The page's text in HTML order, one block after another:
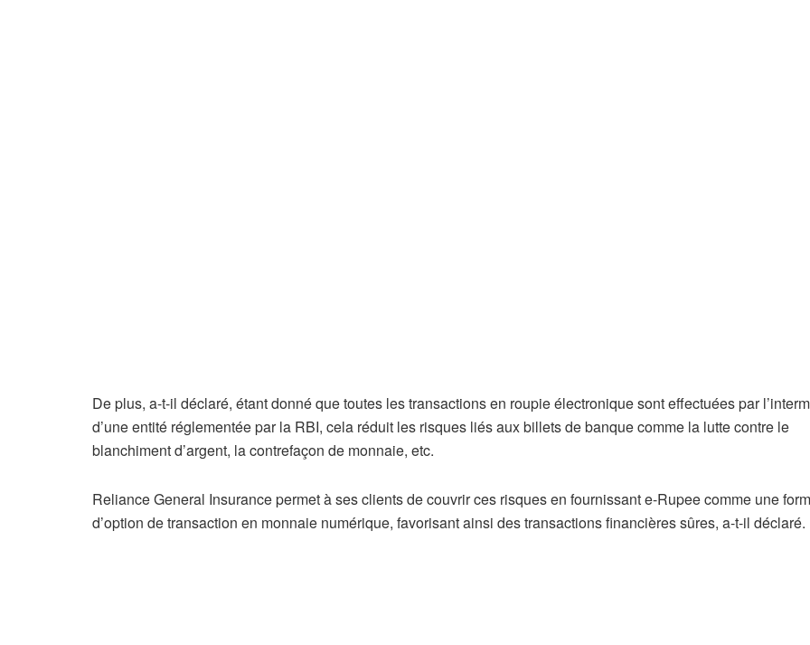
De plus, a-t-il déclaré, étant donné que toutes les transactions en roupie électronique sont effectuées par
d’une entité réglementée par la RBI, cela réduit les risques liés aux billets de banque comme la lutte contre le
blanchiment d’argent, la contrefaçon de monnaie, etc.
Reliance General Insurance permet à ses clients de couvrir ces risques en fournissant e-Rupee comme une
d’option de transaction en monnaie numérique, favorisant ainsi des transactions financières sûres, a-t-il déclaré.